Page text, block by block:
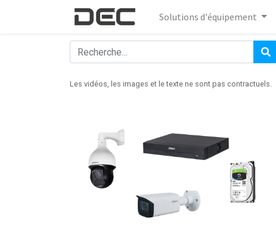
Solutions d'équipement
Les vidéos, les images et le texte ne sont pas contractuels.